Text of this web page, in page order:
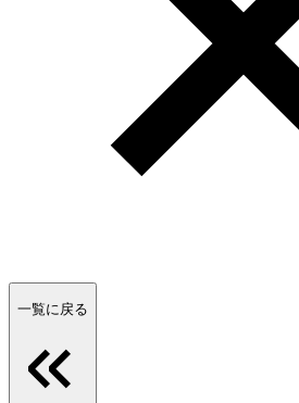
一覧に戻る